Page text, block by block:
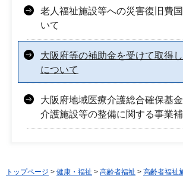
老人福祉施設等への災害復旧費
いて
大阪府等の補助金を受けて取得
について
大阪府地域医療介護総合確保基
介護施設等の整備に関する事業補
トップページ > 健康・福祉 > 高齢者福祉 > 高齢者福祉